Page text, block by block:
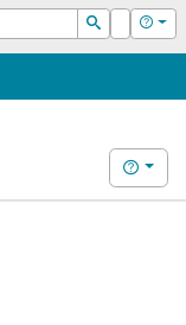
Suchen
Login Hilfe
Hilfe